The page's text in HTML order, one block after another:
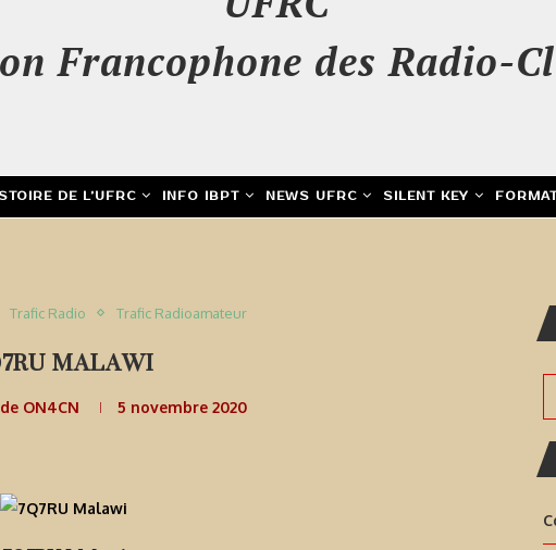
Francophone des Radio-
DE L’UFRC INFO IBPT NEWS UFRC SILENT KEY
Trafic Radio Trafic Radioamateur
MALAWI
ON4CN 5 novembre 2020